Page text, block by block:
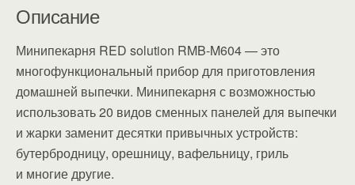
Описание
Минипекарня RED solution RMB-M604 — это
многофункциональный прибор для приготовления
домашней выпечки. Минипекарня с возможностью
использовать 20 видов сменных панелей для выпечки
и жарки заменит десятки привычных устройств:
бутербродницу, орешницу, вафельницу, гриль
и многие другие.